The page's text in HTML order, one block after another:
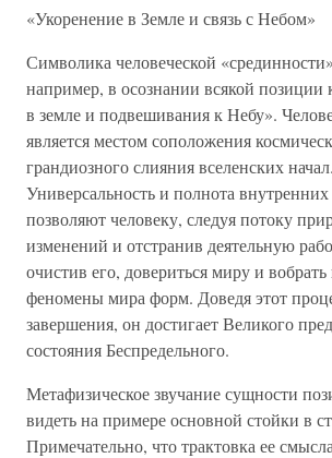
«Укоренение в Земле и связь с Небом»
Символика человеческой
например, в осознании всякой позиции
в земле и подвешивания к Небу».
является местом соположения
грандиозного слияния вселенских начал.
Универсальность и полнота внутренних
позволяют человеку, следуя потоку
изменений и отстранив деятельную
очистив его, довериться миру и вобрать
феномены мира форм. Доведя этот
завершения, он достигает Великого
состояния Беспредельного.
Метафизическое звучание сущности
видеть на примере основной стойки в
Примечательно, что трактовка ее